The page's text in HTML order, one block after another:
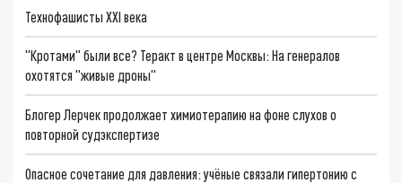
Технофашисты XXI века
"Кротами" были все? Теракт в центре Москвы: На генералов
охотятся "живые дроны"
Блогер Лерчек продолжает химиотерапию на фоне слухов о
повторной судэкспертизе
Опасное сочетание для давления: учёные связали гипертонию с